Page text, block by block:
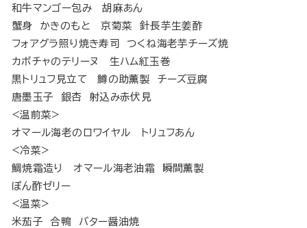
和牛マンゴー包み 胡麻あん
蟹身 かきのもと 京菊菜 針長芋生姜酢
フォアグラ照り焼き寿司 つくね海老芋チーズ焼
カボチャのテリーヌ 生ハム紅玉巻
黒トリュフ見立て 鱒の助薫製 チーズ豆腐
唐墨玉子 銀杏 射込み赤伏見
<温前菜>
オマール海老のロワイヤル トリュフあん
<冷菜>
鯛焼霜造り オマール海老油霜 瞬間薫製
ぽん酢ゼリー
<温菜>
米茄子 合鴨 バター醤油焼